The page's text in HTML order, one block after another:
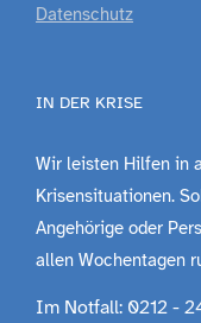
Datenschutz
IN DER KRISE
Wir leisten Hilfen in
Krisensituationen.
Angehörige oder
allen Wochentagen
Im Notfall: 0212 -